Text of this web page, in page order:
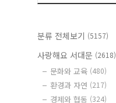
분류 전체보기 (5157)
사랑해요 서대문 (2618)
문화와 교육 (480)
환경과 자연 (217)
경제와 협동 (324)